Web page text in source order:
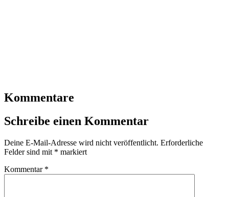
Kommentare
Schreibe einen Kommentar
Deine E-Mail-Adresse wird nicht veröffentlicht. Erforderliche
Felder sind mit * markiert
Kommentar *